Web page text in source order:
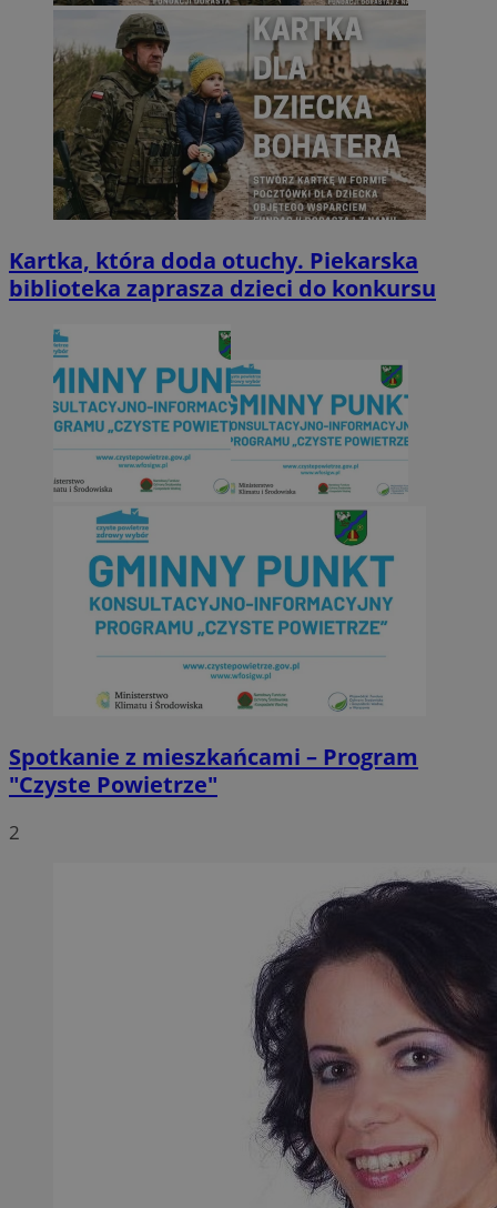
Kartka, która doda otuchy. Piekarska
biblioteka zaprasza dzieci do konkursu
Spotkanie z mieszkańcami – Program
"Czyste Powietrze"
2